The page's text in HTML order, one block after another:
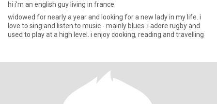
hi i'm an english guy living in france
widowed for nearly a year and looking for a new lady in my life. i
love to sing and listen to music - mainly blues. i adore rugby and
used to play at a high level. i enjoy cooking, reading and travelling